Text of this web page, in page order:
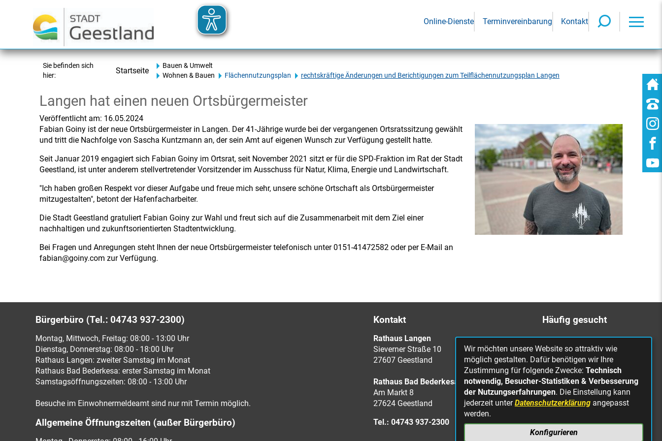
Online-Dienste Terminvereinbarung Kontakt
Sie befinden sich
hier:
Startseite
Bauen & Umwelt
Wohnen & Bauen
Flächennutzungsplan rechtskräftige Änderungen und Berichtigungen zum Teilflächennutzungsplan Langen
Langen hat einen neuen Ortsbürgermeister
Veröffentlicht am: 16.05.2024
Fabian Goiny ist der neue Ortsbürgermeister in Langen. Der 41-Jährige wurde bei der vergangenen Ortsratssitzung gewählt
und tritt die Nachfolge von Sascha Kuntzmann an, der sein Amt auf eigenen Wunsch zur Verfügung gestellt hatte.
Seit Januar 2019 engagiert sich Fabian Goiny im Ortsrat, seit November 2021 sitzt er für die SPD-Fraktion im Rat der Stadt
Geestland, ist unter anderem stellvertretender Vorsitzender im Ausschuss für Natur, Klima, Energie und Landwirtschaft.
"Ich haben großen Respekt vor dieser Aufgabe und freue mich sehr, unsere schöne Ortschaft als Ortsbürgermeister
mitzugestalten", betont der Hafenfacharbeiter.
Die Stadt Geestland gratuliert Fabian Goiny zur Wahl und freut sich auf die Zusammenarbeit mit dem Ziel einer
nachhaltigen und zukunftsorientierten Stadtentwicklung.
Bei Fragen und Anregungen steht Ihnen der neue Ortsbürgermeister telefonisch unter 0151-41472582 oder per E-Mail an
fabian@goiny.com zur Verfügung.
Bürgerbüro (Tel.: 04743 937-2300)
Montag, Mittwoch, Freitag: 08:00 - 13:00 Uhr
Dienstag, Donnerstag: 08:00 - 18:00 Uhr
Rathaus Langen: zweiter Samstag im Monat
Rathaus Bad Bederkesa: erster Samstag im Monat
Samstagsöffnungszeiten: 08:00 - 13:00 Uhr
Besuche im Einwohnermeldeamt sind nur mit Termin möglich.
Allgemeine Öffnungszeiten (außer Bürgerbüro)
Kontakt
Rathaus Langen
Sieverner Straße 10
27607 Geestland
Rathaus Bad Bederkesa
Am Markt 8
27624 Geestland
Tel.: 04743 937-2300
Häufig gesucht
Bürgerbüro
Online Rathaus
Was erledige ich wo?
Stellenangebote
Mängelmeldung
defekt
Wir möchten unsere Website so attraktiv wie
möglich gestalten. Dafür benötigen wir Ihre
Zustimmung für folgende Zwecke: Technisch
notwendig, Besucher-Statistiken & Verbesserung
der Nutzungserfahrungen. Die Einstellung kann
jederzeit unterDatenschutzerklärung angepasst
werden.
Konfigurieren